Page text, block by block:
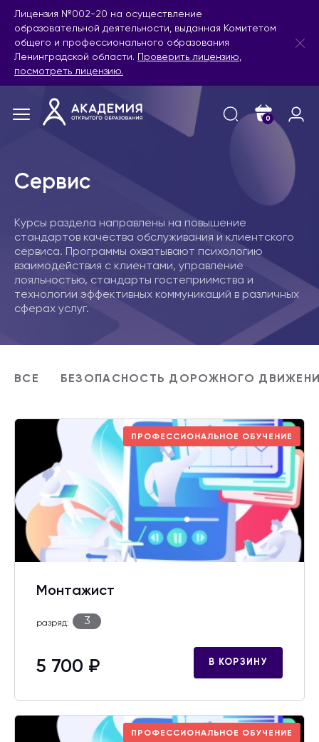
Лицензия №002-20 на осуществление
образовательной деятельности, выданная Комитетом
общего и профессионального образования
Ленинградской области.
Проверить лицензию,
посмотреть лицензию.
0
Сервис
Курсы раздела направлены на повышение
стандартов качества обслуживания и клиентского
сервиса. Программы охватывают психологию
взаимодействия с клиентами, управление
лояльностью, стандарты гостеприимства и
технологии эффективных коммуникаций в различных
сферах услуг.
ВСЕ БЕЗОПАСНОСТЬ ДОРОЖНОГО
ПРОФЕССИОНАЛЬНОЕ ОБУЧЕНИЕ
Монтажист
разряд: 3
5 700 ₽ В КОРЗИНУ
ПРОФЕССИОНАЛЬНОЕ ОБУЧЕНИЕ